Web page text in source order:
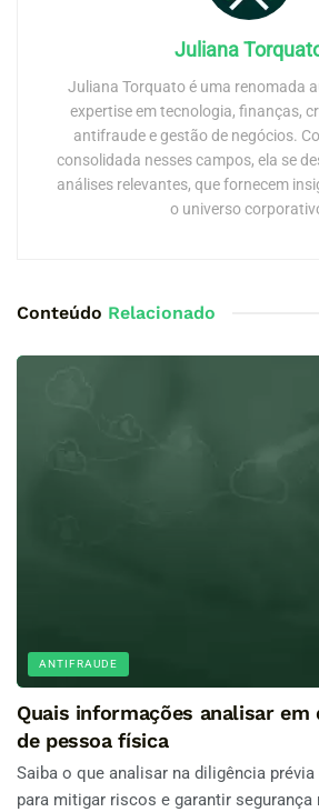
Juliana
Juliana Torquato é uma renomada
expertise em tecnologia, finanças,
antifraude e gestão de negócios.
consolidada nesses campos, ela se
análises relevantes, que fornecem
o universo
Conteúdo Relacionado
ANTIFRAUDE
Quais informações analisar em
de pessoa física
Saiba o que analisar na diligência
para mitigar riscos e garantir segurança